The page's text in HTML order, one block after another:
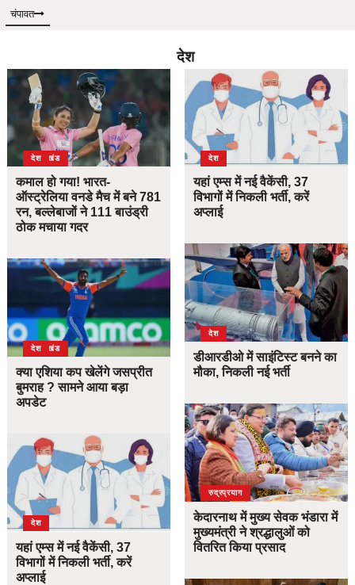
चंपावत
देश
उत्तराखंड
देश
कमाल हो गया! भारत-
ऑस्ट्रेलिया वनडे मैच में बने 781
रन, बल्लेबाजों ने 111 बाउंड्री
ठोक मचाया गदर
उत्तराखंड
देश
क्या एशिया कप खेलेंगे जसप्रीत
बुमराह ? सामने आया बड़ा
अपडेट
देश
यहां एम्स में नई वैकेंसी, 37
विभागों में निकली भर्ती, करें
अप्लाई
देश
यहां एम्स में नई वैकेंसी, 37
विभागों में निकली भर्ती, करें
अप्लाई
देश
डीआरडीओ में साइंटिस्ट बनने का
मौका, निकली नई भर्ती
उत्तराखंड
देश
रुद्रप्रयाग
केदारनाथ में मुख्य सेवक भंडारा में
मुख्यमंत्री ने श्रद्धालुओं को
वितरित किया प्रसाद